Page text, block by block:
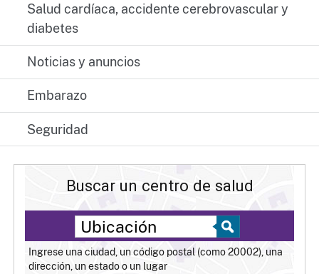
Salud cardíaca, accidente cerebrovascular y
diabetes
Noticias y anuncios
Embarazo
Seguridad
Buscar un centro de salud
Ingrese una ciudad, un código postal (como 20002), una
dirección, un estado o un lugar